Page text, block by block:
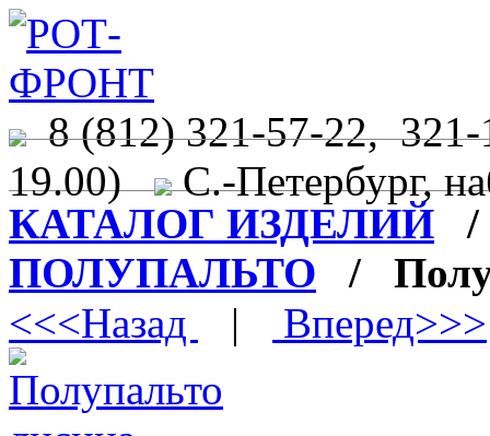
8 (812) 321-57-22,
19.00) С.-Петербург,
КАТАЛОГ ИЗДЕЛИЙ
ПОЛУПАЛЬТО /
<<<Назад
| Вперед>>>